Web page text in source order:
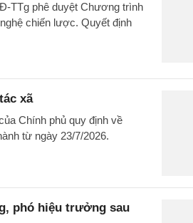
TTg phê duyệt Chương trình
chiến lược. Quyết định
xã
Chính phủ quy định về
từ ngày 23/7/2026.
phó hiệu trưởng sau